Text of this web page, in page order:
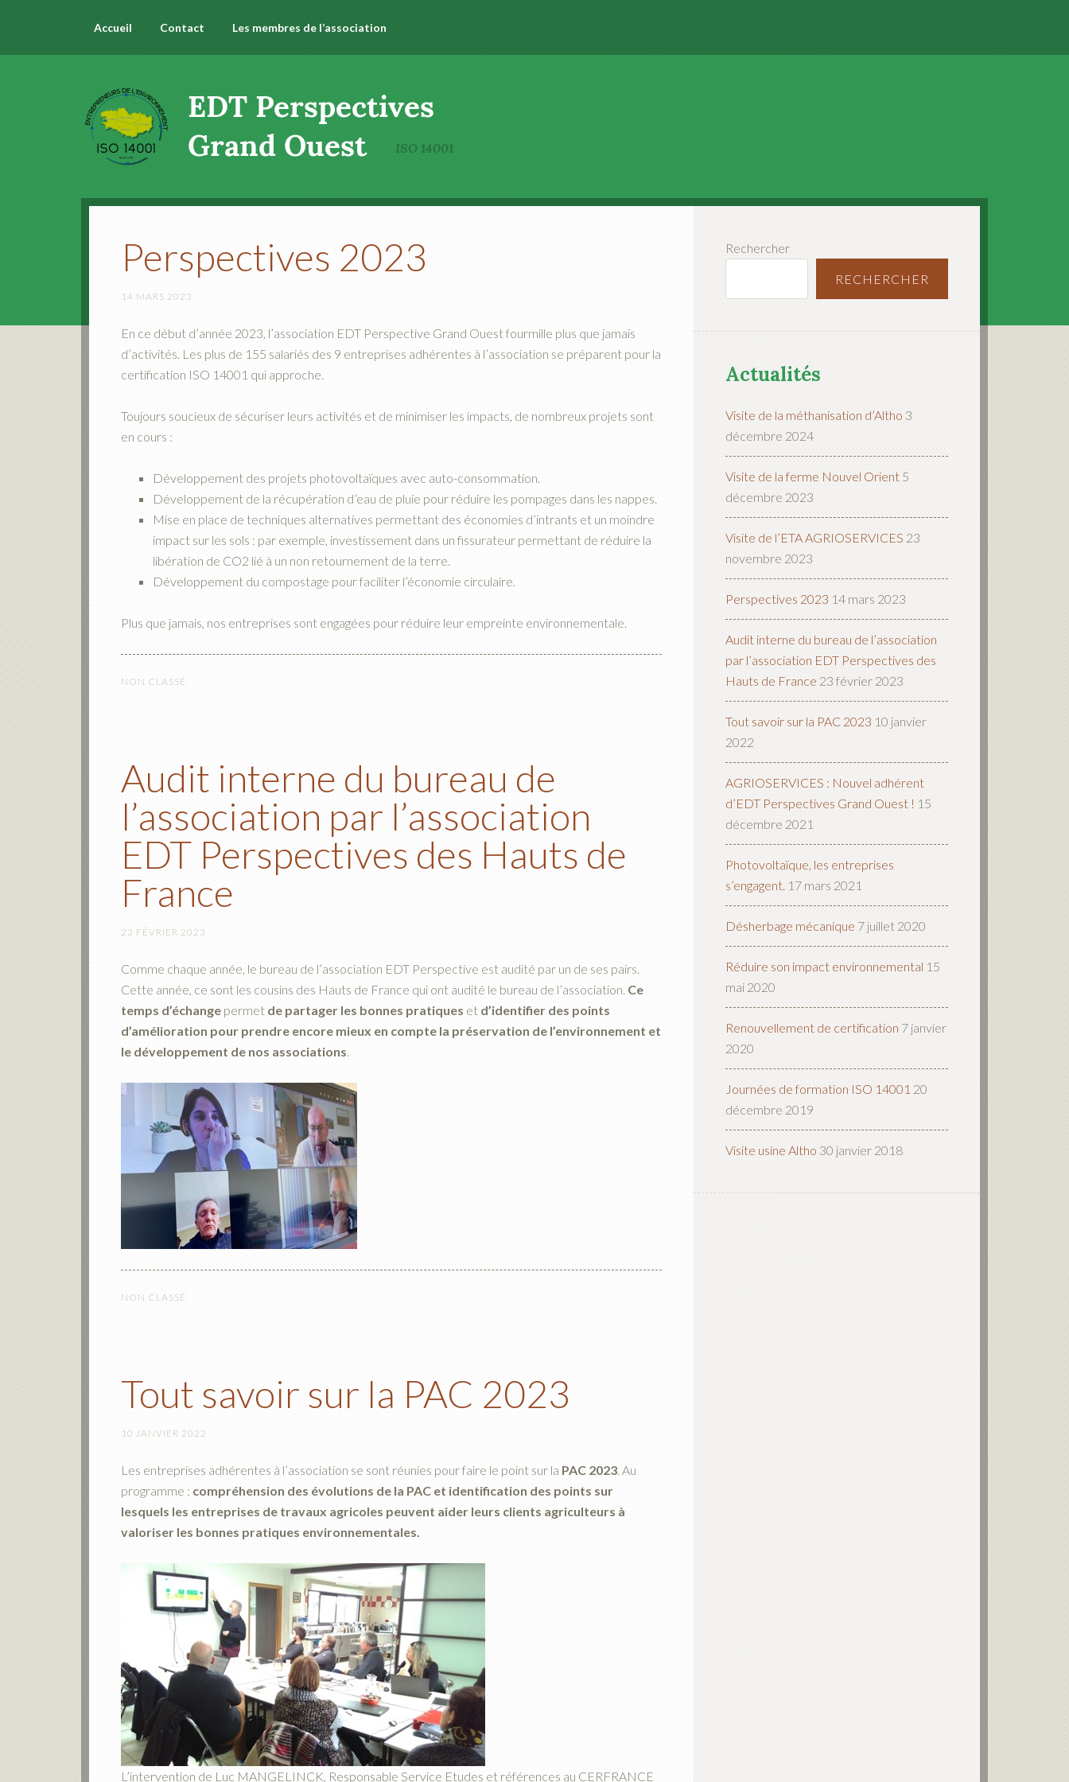
Accueil Contact Les membres de l’association
Perspectives 2023
14 MARS 2023
En ce début d’année 2023, l’association EDT Perspective Grand Ouest fourmille plus que jamais
d’activités. Les plus de 155 salariés des 9 entreprises adhérentes à l’association se préparent pour la
certification ISO 14001 qui approche.
Toujours soucieux de sécuriser leurs activités et de minimiser les impacts, de nombreux projets sont
en cours :
Développement des projets photovoltaïques avec auto-consommation.
Développement de la récupération d’eau de pluie pour réduire les pompages dans les nappes.
Mise en place de techniques alternatives permettant des économies d’intrants et un moindre
impact sur les sols : par exemple, investissement dans un fissurateur permettant de réduire la
libération de CO2 lié à un non retournement de la terre.
Développement du compostage pour faciliter l’économie circulaire.
Plus que jamais, nos entreprises sont engagées pour réduire leur empreinte environnementale.
NON CLASSÉ
Audit interne du bureau de
l’association par l’association
EDT Perspectives des Hauts de
France
23 FÉVRIER 2023
Comme chaque année, le bureau de l’association EDT Perspective est audité par un de ses pairs.
Cette année, ce sont les cousins des Hauts de France qui ont audité le bureau de l’association. Ce
temps d’échange permet de partager les bonnes pratiques et d’identifier des points
d’amélioration pour prendre encore mieux en compte la préservation de l’environnement et
le développement de nos associations.
NON CLASSÉ
Tout savoir sur la PAC 2023
10 JANVIER 2022
Les entreprises adhérentes à l’association se sont réunies pour faire le point sur la PAC 2023. Au
programme : compréhension des évolutions de la PAC et identification des points sur
lesquels les entreprises de travaux agricoles peuvent aider leurs clients agriculteurs à
valoriser les bonnes pratiques environnementales.
L’intervention de Luc MANGELINCK, Responsable Service Etudes et références au CERFRANCE
Rechercher
RECHERCHER
Actualités
Visite de la méthanisation d’Altho 3
décembre 2024
Visite de la ferme Nouvel Orient 5
décembre 2023
Visite de l’ETA AGRIOSERVICES 23
novembre 2023
Perspectives 2023 14 mars 2023
Audit interne du bureau de l’association
par l’association EDT Perspectives des
Hauts de France 23 février 2023
Tout savoir sur la PAC 2023 10 janvier
2022
AGRIOSERVICES : Nouvel adhérent
d’EDT Perspectives Grand Ouest ! 15
décembre 2021
Photovoltaïque, les entreprises
s’engagent. 17 mars 2021
Désherbage mécanique 7 juillet 2020
Réduire son impact environnemental 15
mai 2020
Renouvellement de certification 7 janvier
2020
Journées de formation ISO 14001 20
décembre 2019
Visite usine Altho 30 janvier 2018